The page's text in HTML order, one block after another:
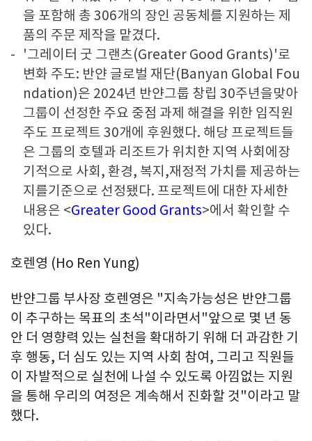
을 포함해 총 306개의 장인 공동체를 지원하는 제
품의 주문 제작을 맡겼다.
'그레이터 굿 그랜츠(Greater Good Grants)'로
변화 주도: 반얀 글로벌 재단(Banyan Global Fou
ndation)은 2024년 반얀그룹 창립 30주년을맞아
그룹이 선정한 주요 중점 과제 해결을 위한 임직원
주도 프로젝트 30개에 후원했다. 해당 프로젝트들
은 그룹의 호텔과 리조트가 위치한 지역 사회에장
기적으로 사회, 환경, 복지,재정적 가치를 제공하는
지를기준으로 선정됐다. 프로젝트에 대한 자세한
내용은 <Greater Good Grants>에서 확인할 수
있다.
호렌영 (Ho Ren Yung)
반얀그룹 부사장 호렌영은 "지속가능성은 반얀그룹
이 추구하는 목표의 초석"이라면서"앞으로 몇 년 동
안 더 영향력 있는 실천을 확대하기 위해 더 과감한 기
후 행동, 더 심도 있는 지역 사회 참여, 그리고 직원들
이 자발적으로 실천에 나설 수 있도록 아낌없는 지원
을 통해 우리의 여정은 계속해서 진화할 것"이라고 말
했다.